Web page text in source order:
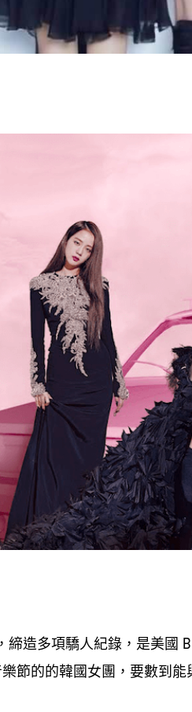
締造多項驕人紀錄 ， 是美國
節的的韓國女團 ， 要數到能